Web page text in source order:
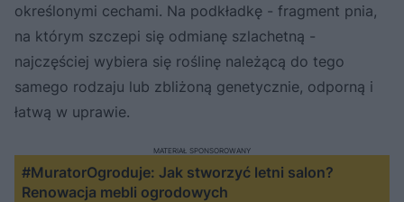
określonymi cechami. Na podkładkę - fragment pnia,
na którym szczepi się odmianę szlachetną -
najczęściej wybiera się roślinę należącą do tego
samego rodzaju lub zbliżoną genetycznie, odporną i
łatwą w uprawie.
#MuratorOgroduje: Jak stworzyć letni salon?
Renowacja mebli ogrodowych
MATERIAŁ SPONSOROWANY